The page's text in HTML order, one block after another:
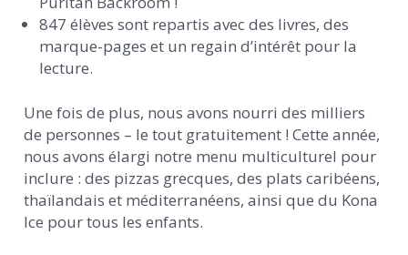
847 élèves sont repartis avec des livres, des
marque-pages et un regain d’intérêt pour la
lecture.
Une fois de plus, nous avons nourri des milliers
de personnes – le tout gratuitement ! Cette année,
nous avons élargi notre menu multiculturel pour
inclure : des pizzas grecques, des plats caribéens,
thaïlandais et méditerranéens, ainsi que du Kona
Ice pour tous les enfants.